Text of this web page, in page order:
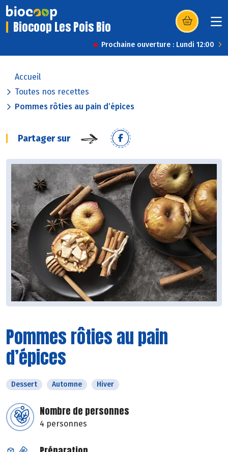
Biocoop Les Pois Bio (s’ouvre dans
Prochaine ouverture : Lundi 12:00
Accueil
Toutes nos recettes
Pommes rôties au pain d’épices
Partager sur
Pommes rôties au pain
d’épices
Dessert Automne Hiver
Nombre de personnes
4 personnes